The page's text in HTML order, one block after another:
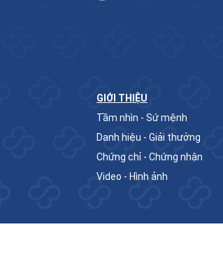
GIỚI THIỆU
Tầm nhìn - Sứ mệnh
Danh hiệu - Giải thưởng
Chứng chỉ - Chứng nhận
Video - Hình ảnh